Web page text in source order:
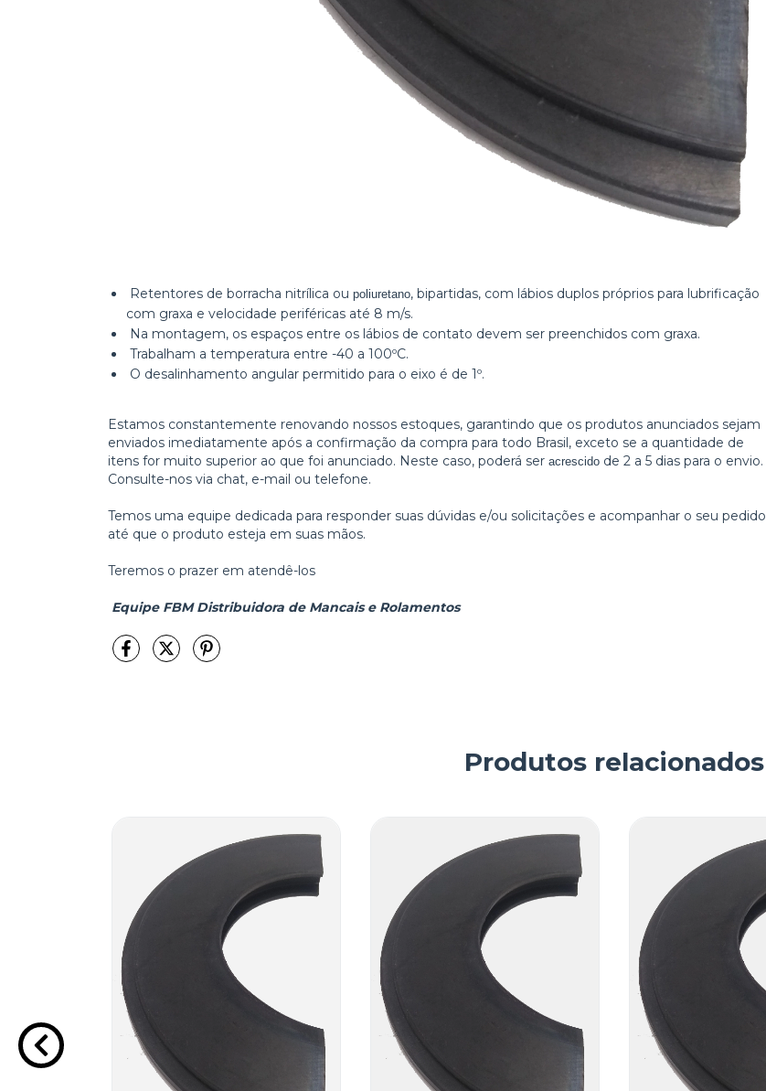
Retentores de borracha nitrílica ou poliuretano, bipartidas, com lábios duplos próprios para lubrificação
com graxa e velocidade periféricas até 8 m/s.
Na montagem, os espaços entre os lábios de contato devem ser preenchidos com graxa.
Trabalham a temperatura entre -40 a 100ºC.
O desalinhamento angular permitido para o eixo é de 1º.
Estamos constantemente renovando nossos estoques, garantindo que os produtos anunciados sejam
enviados imediatamente após a confirmação da compra para todo Brasil, exceto se a quantidade de
itens for muito superior ao que foi anunciado. Neste caso, poderá ser acrescido de 2 a 5 dias para o envio.
Consulte-nos via chat, e-mail ou telefone.
Temos uma equipe dedicada para responder suas dúvidas e/ou solicitações e acompanhar o seu pedido
até que o produto esteja em suas mãos.
Teremos o prazer em atendê-los
Equipe FBM Distribuidora de Mancais e Rolamentos
Produtos relacionados